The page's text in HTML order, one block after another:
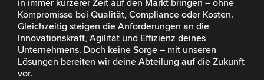
in immer kürzerer Zeit auf den Markt bringen – ohne
Kompromisse bei Qualität, Compliance oder Kosten.
Gleichzeitig steigen die Anforderungen an die
Innovationskraft, Agilität und Effizienz deines
Unternehmens. Doch keine Sorge – mit unseren
Lösungen bereiten wir deine Abteilung auf die Zukunft
vor.